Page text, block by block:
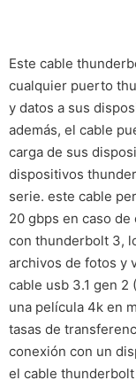
Este cable
cualquier puerto
y datos a sus
además, el cable
carga de sus
dispositivos
serie. este cable
20 gbps en caso
con thunderbolt 3,
archivos de fotos y
cable usb 3.1 gen
una película 4k en
tasas de
conexión con un
el cable